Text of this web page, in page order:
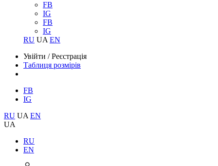
FB
IG
FB
IG
RU UA EN
Увійти /Реєстрація
Таблиця розмірів
FB
IG
RU UA EN
UA
RU
EN